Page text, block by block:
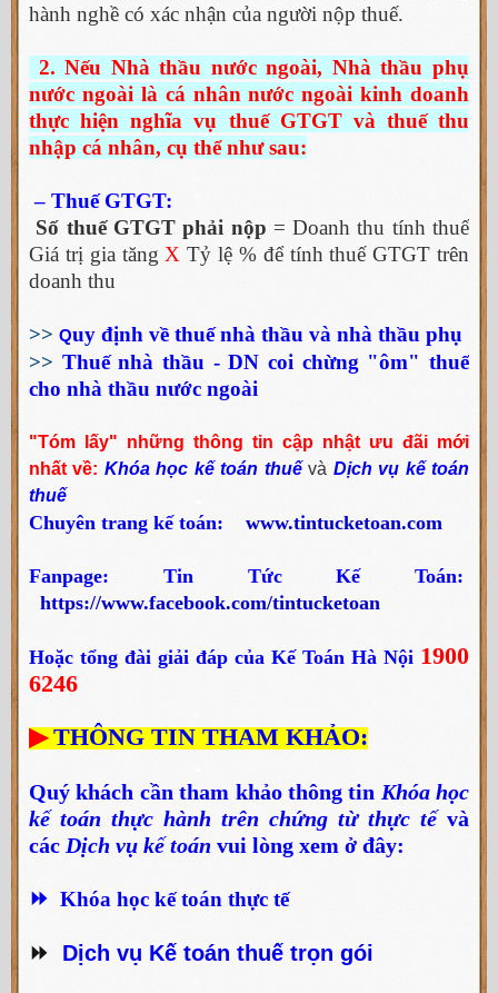
hành nghề có xác nhận của người nộp thuế.
2. Nếu Nhà thầu nước ngoài, Nhà thầu phụ
nước ngoài là cá nhân nước ngoài kinh doanh
thực hiện nghĩa vụ thuế GTGT và thuế thu
nhập cá nhân, cụ thể như sau:
– Thuế GTGT:
Số thuế GTGT phải nộp = Doanh thu tính thuế
Giá trị gia tăng X Tỷ lệ % để tính thuế GTGT trên
doanh thu
>> Quy định về thuế nhà thầu và nhà thầu phụ
>> Thuế nhà thầu - DN coi chừng "ôm" thuế
cho nhà thầu nước ngoài
"Tóm lấy" những thông tin cập nhật ưu đãi mới
nhất về: Khóa học kế toán thuế và Dịch vụ kế toán
thuế
Chuyên trang kế toán: www.tintucketoan.com
Fanpage: Tin Tức Kế Toán:
https://www.facebook.com/tintucketoan
Hoặc tổng đài giải đáp của Kế Toán Hà Nội 1900
6246
▶ THÔNG TIN THAM KHẢO:
Quý khách cần tham khảo thông tin Khóa học
kế toán thực hành trên chứng từ thực tếvà
các Dịch vụ kế toán vui lòng xem ở đây:
⏩ Khóa học kế toán thực tế
⏩ Dịch vụ Kế toán thuế trọn gói